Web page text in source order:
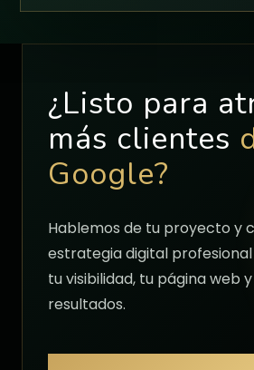
¿Listo para
más clientes
Google?
Hablemos de tu proyecto y
estrategia digital
tu visibilidad, tu página web
resultados.